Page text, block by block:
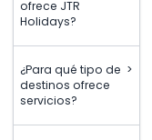
ofrece JTR
Holidays?
¿Para qué tipo de
destinos ofrece
servicios?
>